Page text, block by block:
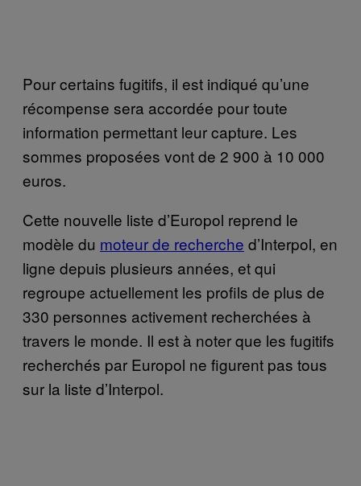
Pour certains fugitifs, il est indiqué qu’une
récompense sera accordée pour toute
information permettant leur capture. Les
sommes proposées vont de 2 900 à 10 000
euros.
Cette nouvelle liste d’Europol reprend le
modèle du moteur de recherche d’Interpol, en
ligne depuis plusieurs années, et qui
regroupe actuellement les profils de plus de
330 personnes activement recherchées à
travers le monde. Il est à noter que les fugitifs
recherchés par Europol ne figurent pas tous
sur la liste d’Interpol.